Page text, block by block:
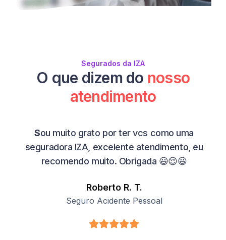
Segurados da IZA
O que dizem do nosso
atendimento
Sou muito grato por ter vcs como uma
seguradora IZA, excelente atendimento, eu
recomendo muito. Obrigada 😃😌😃
Roberto R. T.
Seguro Acidente Pessoal